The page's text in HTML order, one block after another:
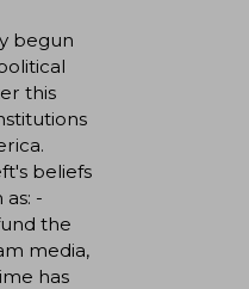
begun
this
beliefs
-
the
media,
has